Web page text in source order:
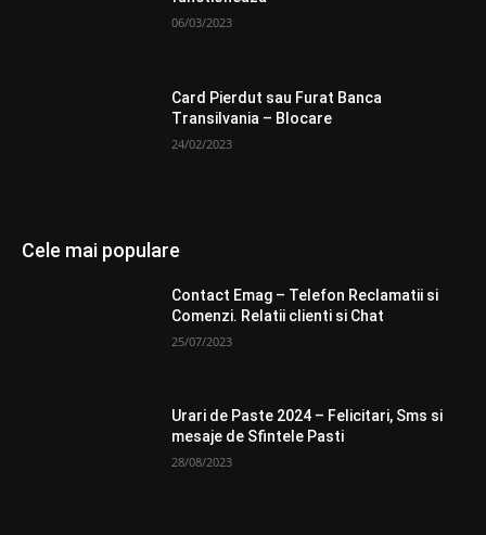
06/03/2023
Card Pierdut sau Furat Banca
Transilvania – Blocare
24/02/2023
Cele mai populare
Contact Emag – Telefon Reclamatii si
Comenzi. Relatii clienti si Chat
25/07/2023
Urari de Paste 2024 – Felicitari, Sms si
mesaje de Sfintele Pasti
28/08/2023